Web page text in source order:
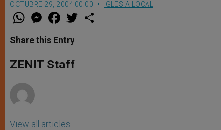
OCTUBRE 29, 2004 00:00 IGLESIA LOCAL
W
t
s
p
p
M
e
s
e
g
e
F
a
e
b
o
k
w
Share this Entry
ZENIT Staff
View all articles